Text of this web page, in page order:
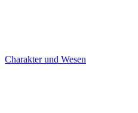
Charakter und Wesen